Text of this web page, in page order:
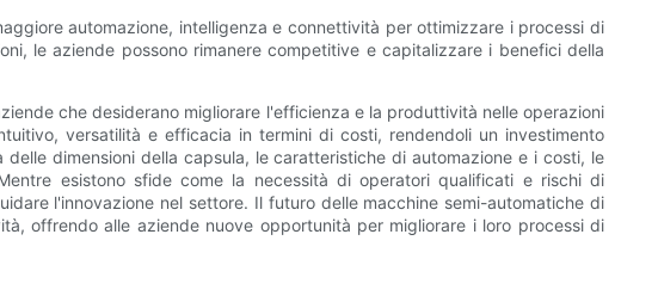
automazione, intelligenza e connettività per ottimizzare i processi di
le aziende possono rimanere competitive e capitalizzare i benefici della
che desiderano migliorare l'efficienza e la produttività nelle operazioni
versatilità e efficacia in termini di costi, rendendoli un investimento
dimensioni della capsula, le caratteristiche di automazione e i costi, le
esistono sfide come la necessità di operatori qualificati e rischi di
l'innovazione nel settore. Il futuro delle macchine semi-automatiche di
offrendo alle aziende nuove opportunità per migliorare i loro processi di